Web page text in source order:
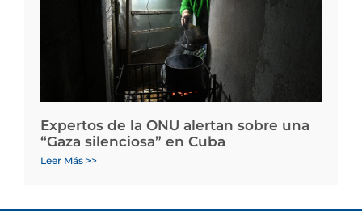
Expertos de la ONU alertan sobre una
“Gaza silenciosa” en Cuba
Leer Más >>